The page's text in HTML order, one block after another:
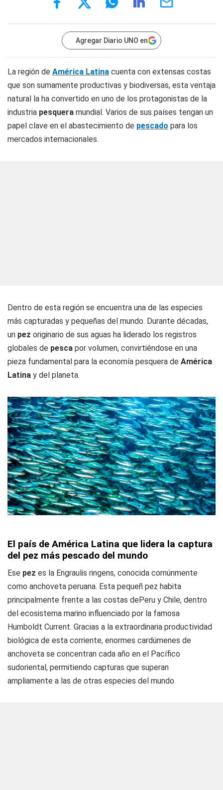
Agregar Diario UNO en
La región de América Latina cuenta con extensas costas
que son sumamente productivas y biodiversas, esta ventaja
natural la ha convertido en uno de los protagonistas de la
industria pesquera mundial. Varios de sus países tengan un
papel clave en el abastecimiento de pescado para los
mercados internacionales.
Dentro de esta región se encuentra una de las especies
más capturadas y pequeñas del mundo. Durante décadas,
un pez originario de sus aguas ha liderado los registros
globales de pesca por volumen, convirtiéndose en una
pieza fundamental para la economía pesquera de América
Latina y del planeta.
El país de América Latina que lidera la captura
del pez más pescado del mundo
Ese pez es la Engraulis ringens, conocida comúnmente
como anchoveta peruana. Esta pequeñ pez habita
principalmente frente a las costas dePeru y Chile, dentro
del ecosistema marino influenciado por la famosa
Humboldt Current. Gracias a la extraordinaria productividad
biológica de esta corriente, enormes cardúmenes de
anchoveta se concentran cada año en el Pacífico
sudoriental, permitiendo capturas que superan
ampliamente a las de otras especies del mundo.